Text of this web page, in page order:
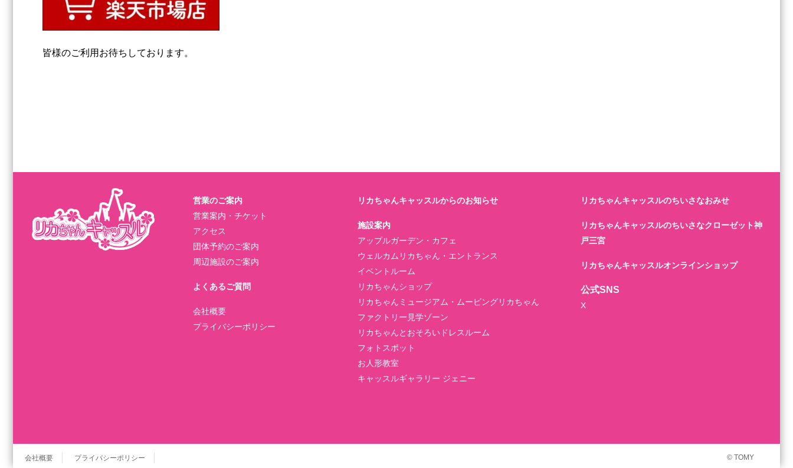
皆様のご利用お待ちしております。
営業のご案内
営業案内・チケット
アクセス
団体予約のご案内
周辺施設のご案内
よくあるご質問
会社概要
プライバシーポリシー
リカちゃんキャッスルからのお知らせ
施設案内
アップルガーデン・カフェ
ウェルカムリカちゃん・エントランス
イベントルーム
リカちゃんショップ
リカちゃんミュージアム・ムービングリカちゃん
ファクトリー見学ゾーン
リカちゃんとおそろいドレスルーム
フォトスポット
お人形教室
キャッスルギャラリー ジェニー
リカちゃんキャッスルのちいさなおみせ
リカちゃんキャッスルのちいさなクローゼット神
戸三宮
リカちゃんキャッスルオンラインショップ
公式SNS
X
会社概要 プライバシーポリシー © TOMY